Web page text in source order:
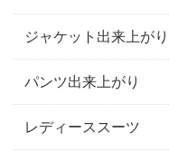
ジャケット出来上がり
パンツ出来上がり
レディーススーツ